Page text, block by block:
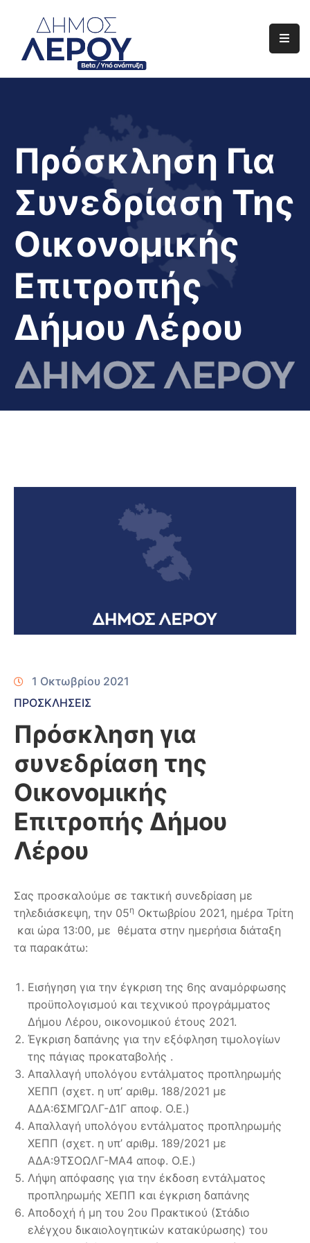
Αρχική
Διαφάνεια
Το
Νησί
Μας
Πρόσκληση Για
Συνεδρίαση Της
Οικονομικής
Επιτροπής
Δήμου Λέρου
1 Οκτωβρίου 2021
ΠΡΟΣΚΛΗΣΕΙΣ
Πρόσκληση για
συνεδρίαση της
Οικονομικής
Επιτροπής Δήμου
Λέρου
Σας προσκαλούμε σε τακτική συνεδρίαση με
τηλεδιάσκεψη, την 05η Οκτωβρίου 2021, ημέρα Τρίτη
και ώρα 13:00, με θέματα στην ημερήσια διάταξη
τα παρακάτω:
Εισήγηση για την έγκριση της 6ης αναμόρφωσης
προϋπολογισμού και τεχνικού προγράμματος
Δήμου Λέρου, οικονομικού έτους 2021.
Έγκριση δαπάνης για την εξόφληση τιμολογίων
της πάγιας προκαταβολής .
Απαλλαγή υπολόγου εντάλματος προπληρωμής
ΧΕΠΠ (σχετ. η υπ’ αριθμ. 188/2021 με
ΑΔΑ:6ΣΜΓΩΛΓ-Δ1Γ αποφ. Ο.Ε.)
Απαλλαγή υπολόγου εντάλματος προπληρωμής
ΧΕΠΠ (σχετ. η υπ’ αριθμ. 189/2021 με
ΑΔΑ:9ΤΣΟΩΛΓ-ΜΑ4 αποφ. Ο.Ε.)
Λήψη απόφασης για την έκδοση εντάλματος
προπληρωμής ΧΕΠΠ και έγκριση δαπάνης
Αποδοχή ή μη του 2ου Πρακτικού (Στάδιο
ελέγχου δικαιολογητικών κατακύρωσης) του